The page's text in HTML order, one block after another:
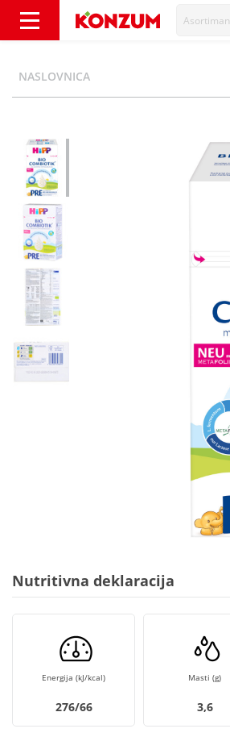
Asortiman
NASLOVNICA
Nutritivna deklaracija
Energija (kJ/kcal)
276/66
Masti (g)
3,6